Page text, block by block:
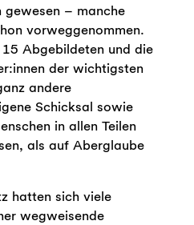
– manche
vorweggenommen.
Abgebildeten und die
der wichtigsten
andere
Schicksal sowie
in allen Teilen
als auf Aberglaube
hatten sich viele
wegweisende